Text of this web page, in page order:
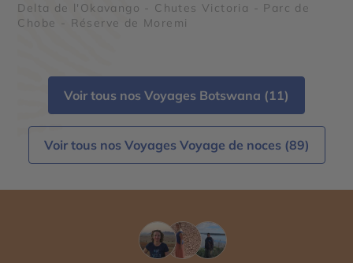
Delta de l'Okavango - Chutes Victoria - Parc de
Chobe - Réserve de Moremi
Voir tous nos Voyages Botswana (11)
Voir tous nos Voyages Voyage de noces (89)